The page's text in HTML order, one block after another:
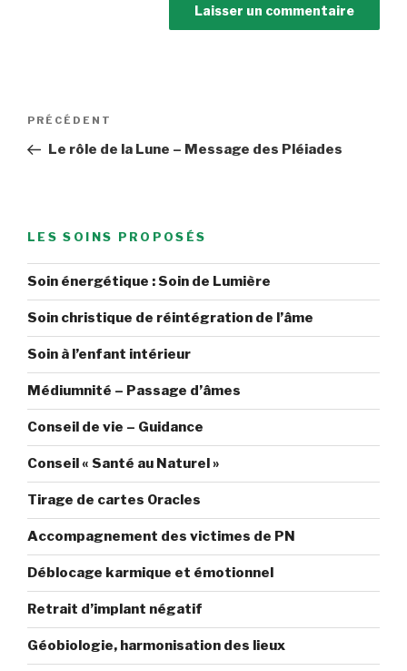
Navigation
l’article
Article
précédent
PRÉCÉDENT
Le rôle de la Lune – Message des Pléiades
LES SOINS PROPOSÉS
Soin énergétique : Soin de Lumière
Soin christique de réintégration de l’âme
Soin à l’enfant intérieur
Médiumnité – Passage d’âmes
Conseil de vie – Guidance
Conseil « Santé au Naturel »
Tirage de cartes Oracles
Accompagnement des victimes de PN
Déblocage karmique et émotionnel
Retrait d’implant négatif
Géobiologie, harmonisation des lieux